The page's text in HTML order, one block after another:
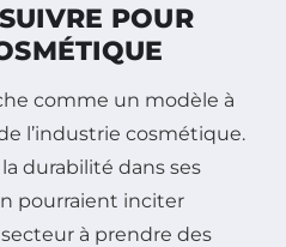
POUR
comme un modèle à
l’industrie cosmétique.
durabilité dans ses
pourraient inciter
à prendre des